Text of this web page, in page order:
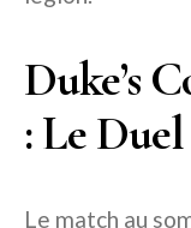
Duke’s
: Le
Le match au